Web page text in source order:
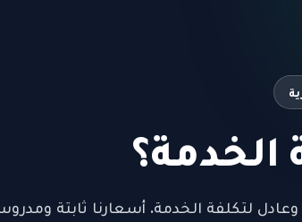
الخدمة؟
لتكلفة الخدمة. أسعارنا ثابتة